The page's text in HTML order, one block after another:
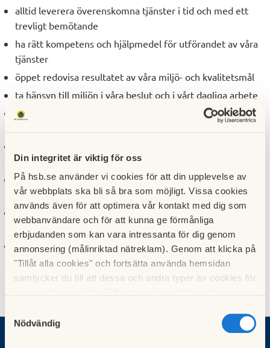
Din integritet är viktig för oss
På hsb.se använder vi cookies för att din upplevelse av
vår webbplats ska bli så bra som möjligt. Vissa cookies
används även för att optimera vår kontakt med dig som
webbanvändare och för att kunna ge förmånliga
erbjudanden som kan vara intressanta för dig genom
annonsering (målinriktad nätreklam). Genom att klicka på
"Tillåt alla cookies" och fortsätta använda hemsidan
samtycker du till att dessa och andra typer av cookies för
cookies och välja att endast tillåta ett urval.
Nödvändig
alltid leverera överenskomna tjänster i tid och med ett
trevligt bemötande
ha rätt kompetens och hjälpmedel för utförandet av våra
tjänster
öppet redovisa resultatet av våra miljö- och kvalitetsmål
ta hänsyn till miljön i våra beslut och i vårt dagliga arbete
ta tillvara människors engagemang samt öka vår kunskap
och regler inom vår verksamhet
undvika miljöskadliga ämnen samt förebygga
föroreningar till luft, mark och vatten
arbeta för att vi och våra kunder utnyttjar energi-, vatten-
och andra naturtillgångar effektivt och sparsamt
tillsammans med våra kunder och samarbetspartners
skapa miljöanpassad livskvalitet